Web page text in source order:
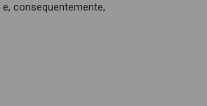
consequentemente,